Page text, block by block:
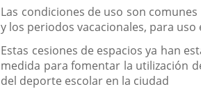
Las condiciones de uso son
y los periodos vacacionales, para
Estas cesiones de espacios ya han
medida para fomentar la utilización
del deporte escolar en la ciudad